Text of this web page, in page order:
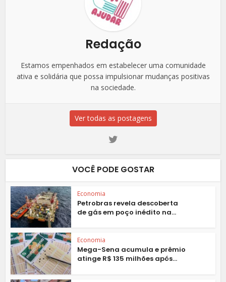
Redação
Estamos empenhados em estabelecer uma comunidade
ativa e solidária que possa impulsionar mudanças positivas
na sociedade.
Ver todas as postagens
VOCÊ PODE GOSTAR
Economia
Petrobras revela descoberta
de gás em poço inédito na...
Economia
Mega-Sena acumula e prêmio
atinge R$ 135 milhões após...